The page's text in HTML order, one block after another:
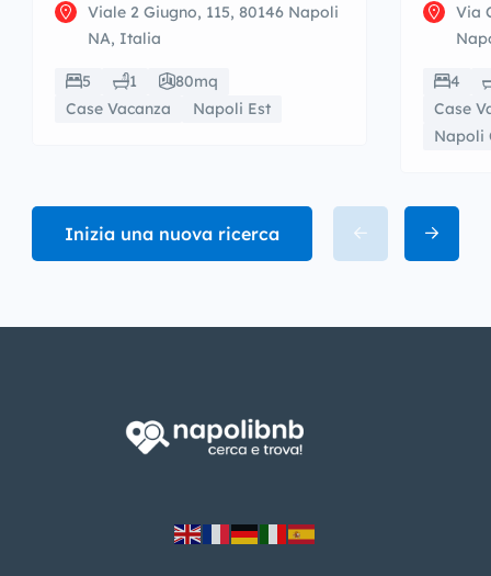
Viale 2 Giugno, 115, 80146 Napoli
NA, Italia
5 1
80mq
Case Vacanza
Napoli Est
Via
4
Case
Napoli
Inizia una nuova ricerca